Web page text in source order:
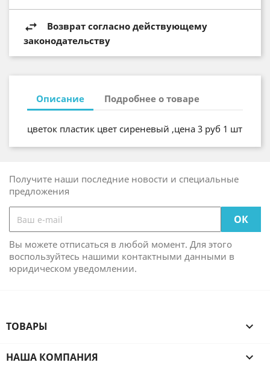
Возврат согласно действующему
законодательству
Описание Подробнее о товаре
цветок пластик цвет сиреневый ,цена 3 руб 1 шт
Получите наши последние новости и специальные
предложения
Вы можете отписаться в любой момент. Для этого
воспользуйтесь нашими контактными данными в
юридическом уведомлении.
ТОВАРЫ 
НАША КОМПАНИЯ 